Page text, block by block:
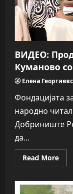
ВИДЕО:
Куманово
Елена
Фондацијата
народно
Добриниште
да...
Read MoreRead
more